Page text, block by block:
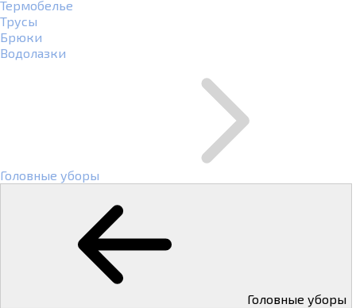
Термобелье
Трусы
Брюки
Водолазки
Головные уборы
Головные уборы